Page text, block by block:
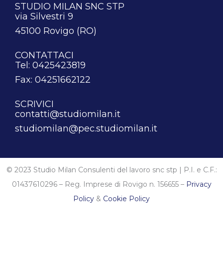
STUDIO MILAN SNC STP
via Silvestri 9
45100 Rovigo (RO)
CONTATTACI
Tel: 0425423819
Fax: 04251662122
SCRIVICI
contatti@studiomilan.it
studiomilan@pec.studiomilan.it
© 2023 Studio Milan Consulenti del lavoro snc stp | P.I. e C.F.:
01437610296 – Reg. Imprese di Rovigo n. 156655 – Privacy
Policy & Cookie Policy